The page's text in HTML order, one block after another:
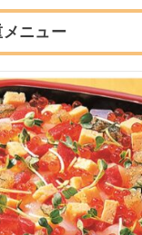
ニュー